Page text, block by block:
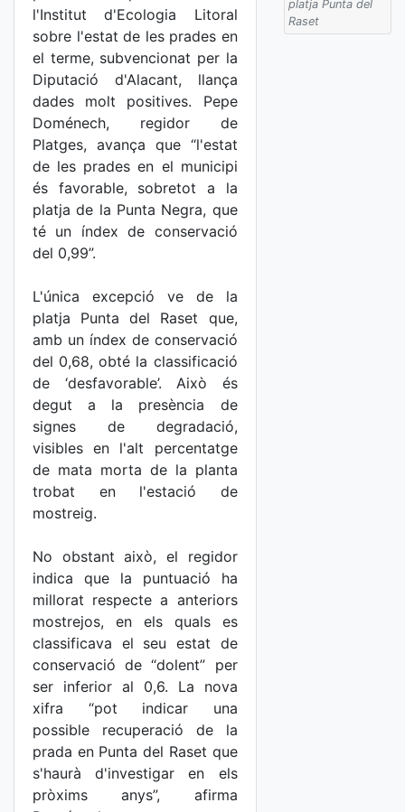
l'Institut d'Ecologia Litoral
sobre l'estat de les prades en
el terme, subvencionat per la
Diputació d'Alacant, llança
dades molt positives. Pepe
Doménech, regidor de
Platges, avança que “l'estat
de les prades en el municipi
és favorable, sobretot a la
platja de la Punta Negra, que
té un índex de conservació
del 0,99”.
L'única excepció ve de la
platja Punta del Raset que,
amb un índex de conservació
del 0,68, obté la classificació
de ‘desfavorable’. Això és
degut a la presència de
signes de degradació,
visibles en l'alt percentatge
de mata morta de la planta
trobat en l'estació de
mostreig.
No obstant això, el regidor
indica que la puntuació ha
millorat respecte a anteriors
mostrejos, en els quals es
classificava el seu estat de
conservació de “dolent” per
ser inferior al 0,6. La nova
xifra “pot indicar una
possible recuperació de la
prada en Punta del Raset que
s'haurà d'investigar en els
pròxims anys”, afirma
platja Punta del
Raset